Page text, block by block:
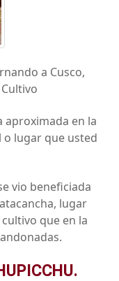
a Cusco,
aproximada en la
o lugar que usted
vio beneficiada
lugar
que en la